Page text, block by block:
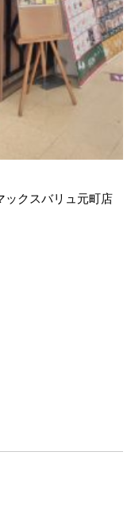
ックスバリュ元町店